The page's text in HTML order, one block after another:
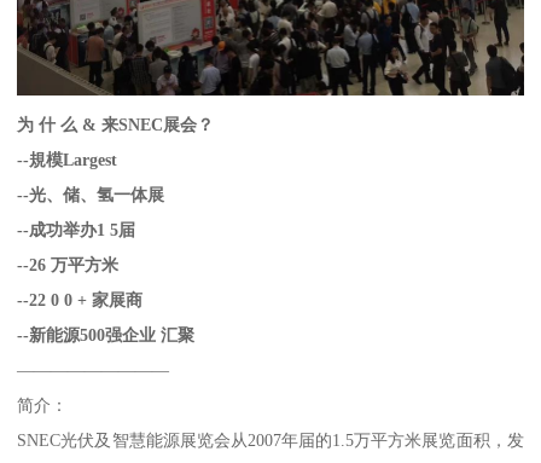
为 什 么 & 来SNEC展会？
--規模Largest
--光、储、氢一体展
--成功举办1 5届
--26 万平方米
--22 0 0 + 家展商
--新能源500强企业 汇聚
—————————
简介：
SNEC光伏及智慧能源展览会从2007年届的1.5万平方米展览面积，发